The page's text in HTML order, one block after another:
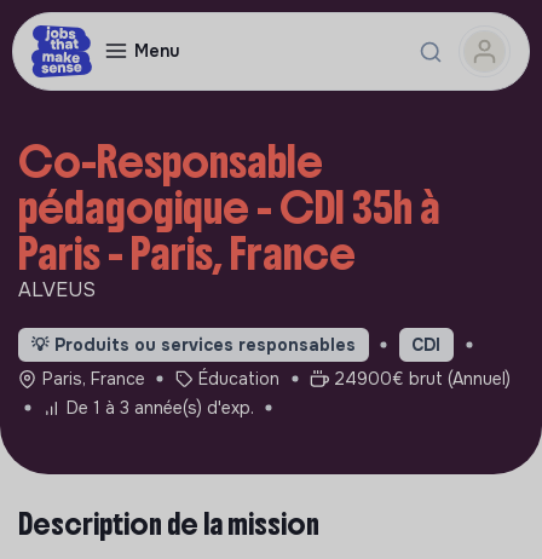
Menu
Co-Responsable
pédagogique - CDI 35h à
Paris - Paris, France
ALVEUS
💡 Produits ou services responsables
CDI
Paris, France
Éducation
24900€ brut (Annuel)
De 1 à 3 année(s) d'exp.
Description de la mission